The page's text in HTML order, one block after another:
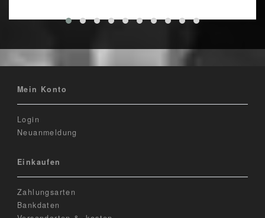
Mein Konto
Login
Neuanmeldung
Einkaufen
Zahlungsarten
Bankdaten